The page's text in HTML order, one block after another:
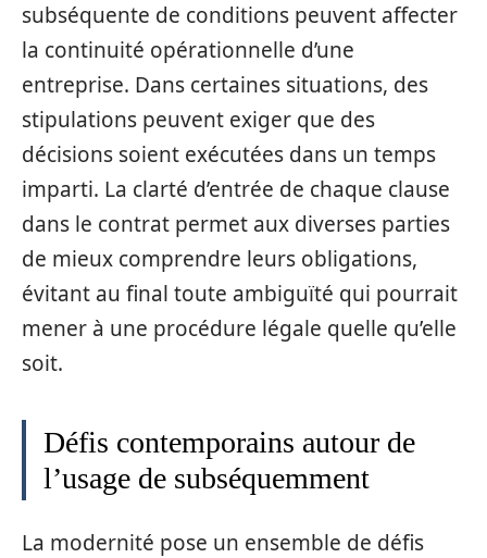
subséquente de conditions peuvent affecter
la continuité opérationnelle d’une
entreprise. Dans certaines situations, des
stipulations peuvent exiger que des
décisions soient exécutées dans un temps
imparti. La clarté d’entrée de chaque clause
dans le contrat permet aux diverses parties
de mieux comprendre leurs obligations,
évitant au final toute ambiguïté qui pourrait
mener à une procédure légale quelle qu’elle
soit.
Défis contemporains autour de
l’usage de subséquemment
La modernité pose un ensemble de défis